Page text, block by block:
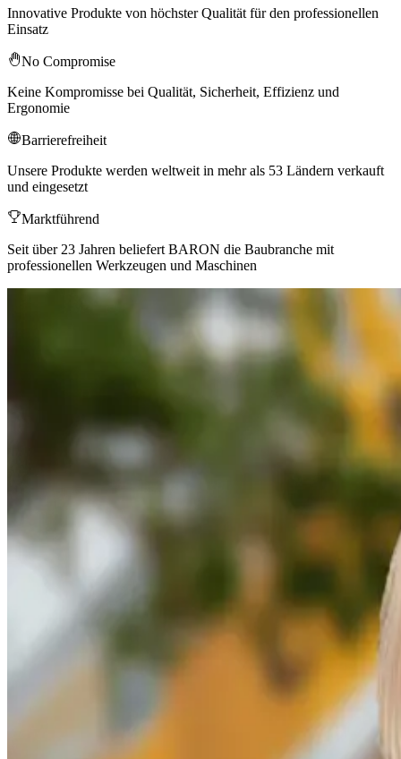
Innovative Produkte von höchster Qualität für den professionellen
Einsatz
No Compromise
Keine Kompromisse bei Qualität, Sicherheit, Effizienz und
Ergonomie
Barrierefreiheit
Unsere Produkte werden weltweit in mehr als 53 Ländern verkauft
und eingesetzt
Marktführend
Seit über 23 Jahren beliefert BARON die Baubranche mit
professionellen Werkzeugen und Maschinen